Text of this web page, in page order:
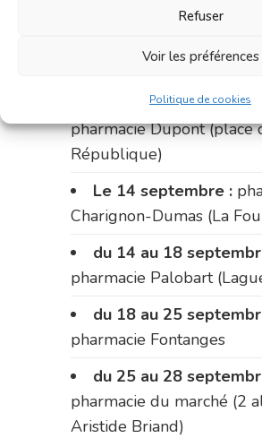
Refuser
Voir les préférences
Politique de cookies
du 4 au 11 septembre :
du 11 au 14
pharmacie Dupont (place
République)
Le 14 septembre :
Charignon-Dumas (La
du 14 au 18
pharmacie Palobart
du 18 au 25
pharmacie Fontanges
du 25 au 28
pharmacie du marché (2
Aristide Briand)